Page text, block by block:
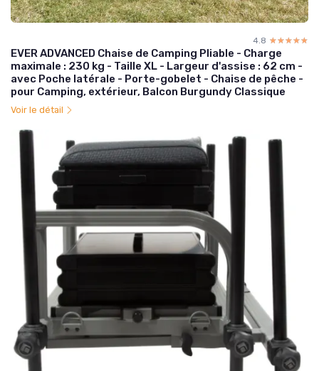
4.8 ☆☆☆☆☆
★★★★★
EVER ADVANCED Chaise de Camping Pliable - Charge
maximale : 230 kg - Taille XL - Largeur d'assise : 62 cm -
avec Poche latérale - Porte-gobelet - Chaise de pêche -
pour Camping, extérieur, Balcon Burgundy Classique
Voir le détail